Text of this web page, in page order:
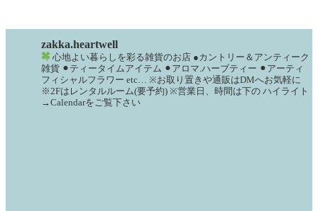
zakka.heartwell
心地よい暮らしを彩る雑貨のお店 ●カントリー＆アンティーク
雑貨 ⚫︎ティータイムアイテム ⚫︎アロマ.ハーブティー ⚫︎アーティ
フィシャルフラワー etc… ※お取り置きや通販はDMへお気軽に
※2Fはレンタルルーム(要予約) ※営業日、時間は下の ハイライト
→Calendarをご覧下さい